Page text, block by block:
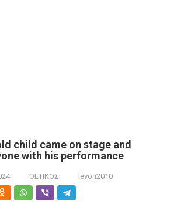
child came on stage and
with his performance
ΘΕΤΙΚΟΣ levon2010